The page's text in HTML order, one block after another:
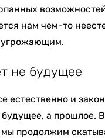
нам чем-то
угрожающим.
не будущее
естественно и
а прошлое.
мы продолжим